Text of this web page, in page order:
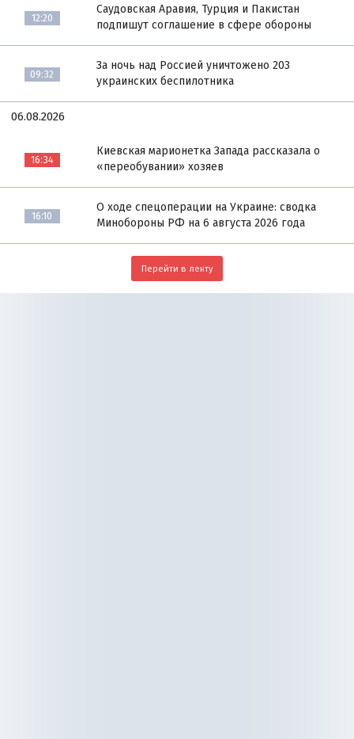
12:20
Саудовская Аравия, Турция и Пакистан
подпишут соглашение в сфере обороны
09:32
За ночь над Россией уничтожено 203
украинских беспилотника
06.08.2026
16:34
Киевская марионетка Запада рассказала о
«переобувании» хозяев
16:10
О ходе спецоперации на Украине: сводка
Минобороны РФ на 6 августа 2026 года
Перейти в ленту